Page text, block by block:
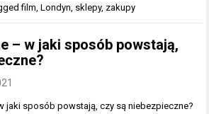
film ,Londyn sklepy, zakupy
– w jaki sposób powstają,